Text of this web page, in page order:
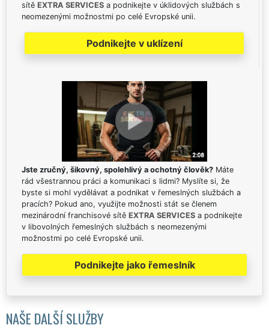
sítě EXTRA SERVICES a podnikejte v úklidových službách s
neomezenými možnostmi po celé Evropské unii.
Podnikejte v uklízení
Jste zručný, šikovný, spolehlivý a ochotný člověk? Máte
rád všestrannou práci a komunikaci s lidmi? Myslíte si, že
byste si mohl vydělávat a podnikat v řemeslných službách a
pracích? Pokud ano, využijte možnosti stát se členem
mezinárodní franchisové sítě EXTRA SERVICES a podnikejte
v libovolných řemeslných službách s neomezenými
možnostmi po celé Evropské unii.
Podnikejte jako řemeslník
NAŠE DALŠÍ SLUŽBY